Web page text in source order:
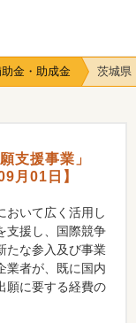
金・助成金 茨城県
支援事業」
月01日】
おいて広く活用し
支援し、国際競争
たな参入及び事業
業者が、既に国内
願に要する経費の